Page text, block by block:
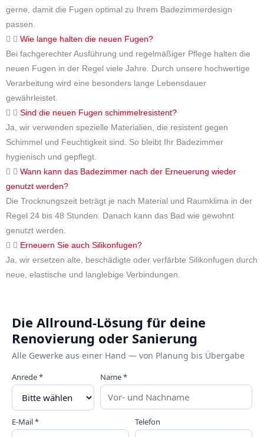
gerne, damit die Fugen optimal zu Ihrem Badezimmerdesign
passen.
Wie lange halten die neuen Fugen?
Bei fachgerechter Ausführung und regelmäßiger Pflege halten die
neuen Fugen in der Regel viele Jahre. Durch unsere hochwertige
Verarbeitung wird eine besonders lange Lebensdauer
gewährleistet.
Sind die neuen Fugen schimmelresistent?
Ja, wir verwenden spezielle Materialien, die resistent gegen
Schimmel und Feuchtigkeit sind. So bleibt Ihr Badezimmer
hygienisch und gepflegt.
Wann kann das Badezimmer nach der Erneuerung wieder
genutzt werden?
Die Trocknungszeit beträgt je nach Material und Raumklima in der
Regel 24 bis 48 Stunden. Danach kann das Bad wie gewohnt
genutzt werden.
Erneuern Sie auch Silikonfugen?
Ja, wir ersetzen alte, beschädigte oder verfärbte Silikonfugen durch
neue, elastische und langlebige Verbindungen.